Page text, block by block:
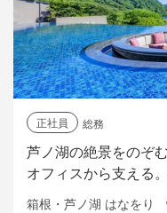
正社員
総務
芦ノ湖の絶景をのぞ
オフィスから支える
箱根・芦ノ湖 はなをり